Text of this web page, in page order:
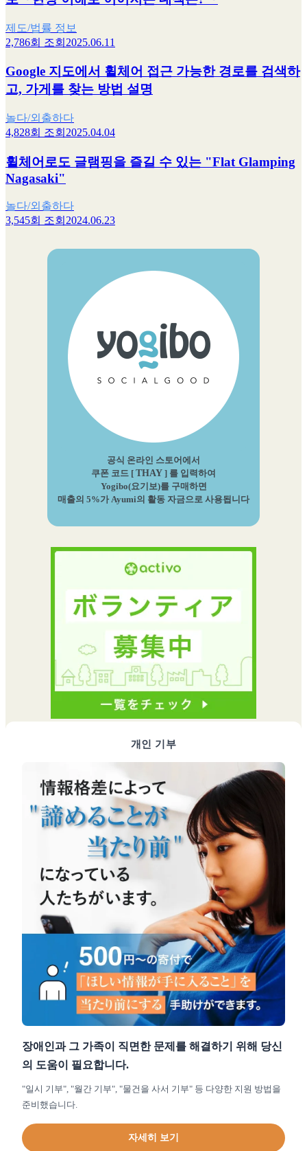
제도/법률 정보
2,786회 조회 2025.06.11
Google 지도에서 휠체어 접근 가능한 경로를 검색하
고, 가게를 찾는 방법 설명
놀다/외출하다
4,828회 조회 2025.04.04
휠체어로도 글램핑을 즐길 수 있는 "Flat Glamping
Nagasaki"
놀다/외출하다
3,545회 조회 2024.06.23
공식 온라인 스토어에서
쿠폰 코드 [ THAY ] 를 입력하여
Yogibo(요기보)를 구매하면
매출의 5%가 Ayumi의 활동 자금으로 사용됩니다
개인 기부
장애인과 그 가족이 직면한 문제를 해결하기 위해 당신
의 도움이 필요합니다.
"일시 기부", "월간 기부", "물건을 사서 기부" 등 다양한 지원 방법을
준비했습니다.
자세히 보기